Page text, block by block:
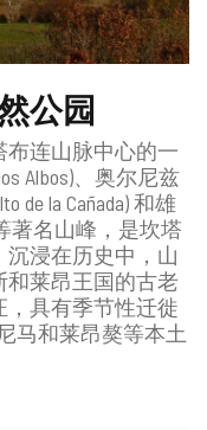
公园
连山脉中心的一
Albos)、奥尔尼兹
de la Cañada) 和雄
著名山峰，是坎塔
浸在历史中，山
莱昂王国的古老
具有季节性迁徙
马和莱昂獒等本土